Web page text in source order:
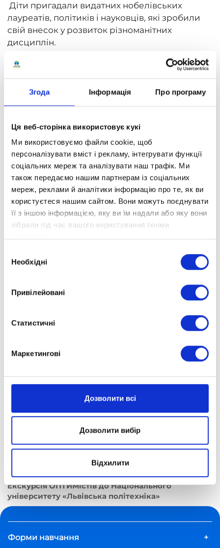
Згода Інформація Про програму
Ця веб-сторінка використовує кукі
Ми використовуємо файли cookie, щоб
персоналізувати вміст і рекламу, інтегрувати функції
соціальних мереж та аналізувати наш трафік. Ми
також передаємо нашим партнерам із соціальних
мереж, реклами й аналітики інформацію про те, як ви
користуєтеся нашим сайтом. Вони можуть поєднувати
її з іншою інформацією, яку ви їм надали або яку вони
зібрали під час вашого користування їхніми
згоди
Необхідні
Привілейовані
Статистичні
Маркетингові
Дозволити всі
Дозволити вибір
Відхилити
Діти пригадали видатних нобелівських
лауреатів, політиків і науковців, які зробили
свій внесок у розвиток різноманітних
дисциплін.
минулих днів до сьогодення посприяли
розвитку навичок комунікації та формування
логічних ланцюжків.
враженнями діти продовжили й під час
«Оптіма» – усвідомлений крок до майбутнього
своєї мрії!
Дистанційна школа «Оптіма»
Соціалізація в «Оптімі»
Екскурсія ОПТИМістів до Національного
університету «Львівська політехніка»
Форми навчання +